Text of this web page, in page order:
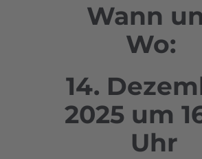
Wann
Wo:
14.
2025 um
Uhr